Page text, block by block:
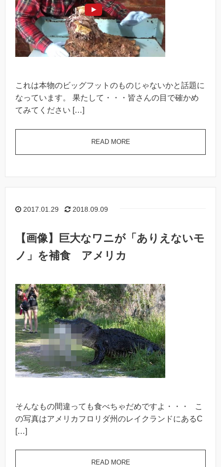
これは本物のビッグフットのものじゃないかと話題に
なっています。 果たして・・・皆さんの目で確かめ
てみてください […]
READ MORE
2017.01.29 2018.09.09
【画像】巨大なワニが「ありえないモ
ノ」を補食 アメリカ
そんなもの間違っても食べちゃだめですよ・・・ こ
の写真はアメリカフロリダ州のレイクランドにあるC
[…]
READ MORE